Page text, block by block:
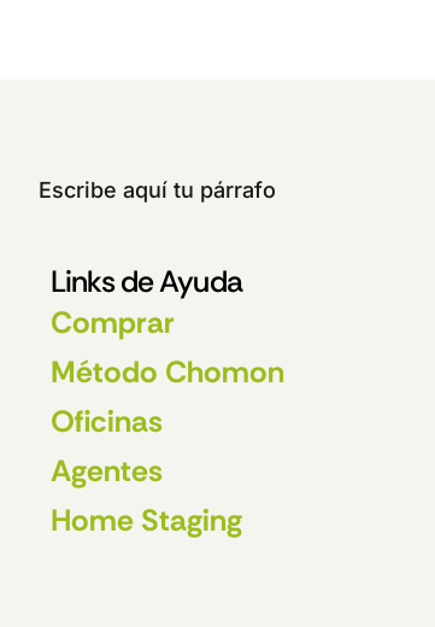
Escribe aquí tu párrafo
Links de Ayuda
Comprar
Método Chomon
Oficinas
Agentes
Home Staging